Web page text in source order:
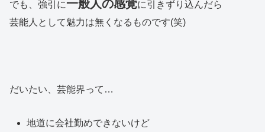
でも、強引に一般人の感覚に引きずり込んだら
芸能人として魅力は無くなるものです(笑)
だいたい、芸能界って…
地道に会社勤めできないけど